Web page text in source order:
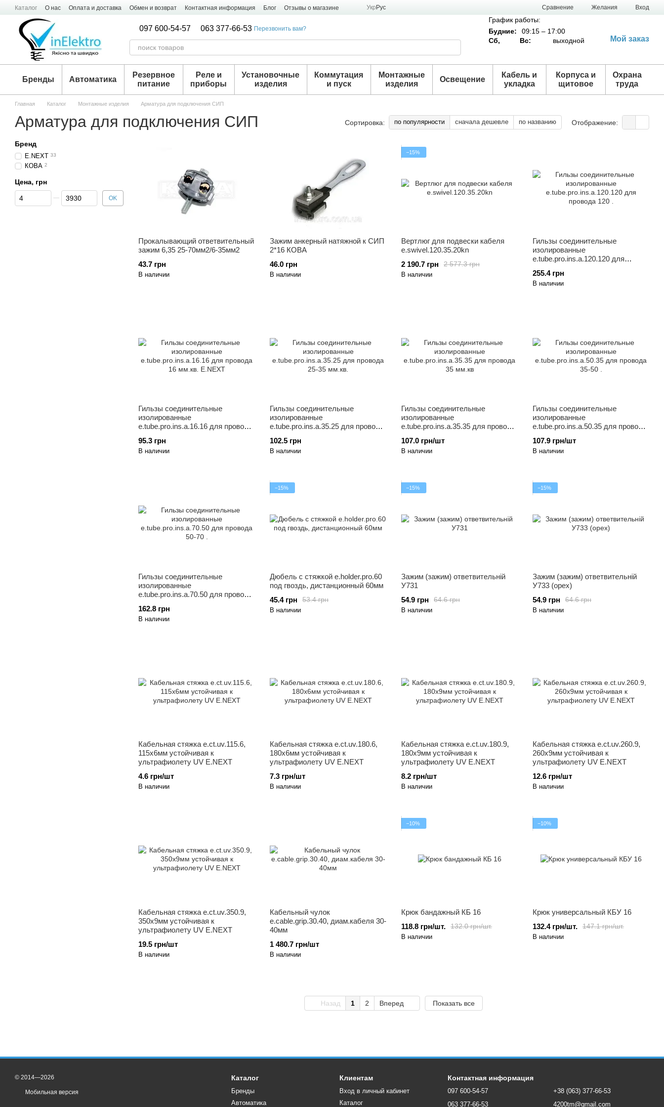
Перейти к основному контенту
Каталог О нас Оплата и доставка Обмен и возврат Контактная информация Блог Отзывы о магазине Укр Рус Сравнение Желания Вход
097 600-54-57 063 377-66-53 Перезвонить вам?
График работы:
Будние:
09:15 – 17:00
Сб,
Вс: выходной Мой заказ
Бренды Автоматика
Резервное
питание
Реле и
приборы
Установочные
изделия
Коммутация
и пуск
Монтажные
изделия
Освещение
Кабель и
укладка
Корпуса и
щитовое
Охрана
труда
Главная Каталог Монтажные изделия Арматура для подключения СИП
Арматура для подключения СИП Сортировка: по популярности сначала дешевле по названию Отображение:
Прокалывающий ответвительный
зажим 6,35 25-70мм2/6-35мм2
43.7 грн
В наличии
Зажим анкерный натяжной к СИП
2*16 КОВА
46.0 грн
В наличии
−15%
Вертлюг для подвески кабеля
e.swivel.120.35.20kn
2 577.3 грн
2 190.7 грн
В наличии
Гильзы соединительные
изолированные
e.tube.pro.ins.a.120.120 для
255.4 грн
В наличии
Гильзы соединительные
изолированные
e.tube.pro.ins.a.16.16 для провода
95.3 грн
В наличии
Гильзы соединительные
изолированные
e.tube.pro.ins.a.35.25 для провода
102.5 грн
В наличии
Гильзы соединительные
изолированные
e.tube.pro.ins.a.35.35 для провода
107.0 грн/шт
В наличии
Гильзы соединительные
изолированные
e.tube.pro.ins.a.50.35 для провода
107.9 грн/шт
В наличии
Гильзы соединительные
изолированные
e.tube.pro.ins.a.70.50 для провода
162.8 грн
В наличии
−15%
Дюбель с стяжкой e.holder.pro.60
под гвоздь, дистанционный 60мм
53.4 грн
45.4 грн
В наличии
−15%
Зажим (зажим) ответвительній
У731
64.6 грн
54.9 грн
В наличии
−15%
Зажим (зажим) ответвительній
У733 (орех)
64.6 грн
54.9 грн
В наличии
Кабельная стяжка e.ct.uv.115.6,
115x6мм устойчивая к
ультрафиолету UV E.NEXT
4.6 грн/шт
В наличии
Кабельная стяжка e.ct.uv.180.6,
180x6мм устойчивая к
ультрафиолету UV E.NEXT
7.3 грн/шт
В наличии
Кабельная стяжка e.ct.uv.180.9,
180x9мм устойчивая к
ультрафиолету UV E.NEXT
8.2 грн/шт
В наличии
Кабельная стяжка e.ct.uv.260.9,
260x9мм устойчивая к
ультрафиолету UV E.NEXT
12.6 грн/шт
В наличии
Кабельная стяжка e.ct.uv.350.9,
350x9мм устойчивая к
ультрафиолету UV E.NEXT
19.5 грн/шт
В наличии
Кабельный чулок
e.cable.grip.30.40, диам.кабеля 30-
40мм
1 480.7 грн/шт
В наличии
−10%
Крюк бандажный КБ 16
132.0 грн/шт.
118.8 грн/шт.
В наличии
−10%
Крюк универсальный КБУ 16
147.1 грн/шт.
132.4 грн/шт.
В наличии
Назад 1 2 Вперед Показать все
Бренд
E.NEXT 33
КОВА 2
Цена, грн
От Цена, грн
До Цена, грн OK
© 2014—2026
Мобильная версия
Каталог
Бренды
Автоматика
Клиентам
Вход в личный кабинет
Каталог
Контактная информация
097 600-54-57
063 377-66-53
+38 (063) 377-66-53
4200tm@gmail.com